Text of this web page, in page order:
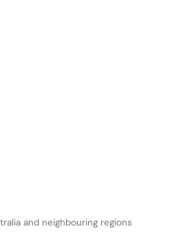
and neighbouring regions